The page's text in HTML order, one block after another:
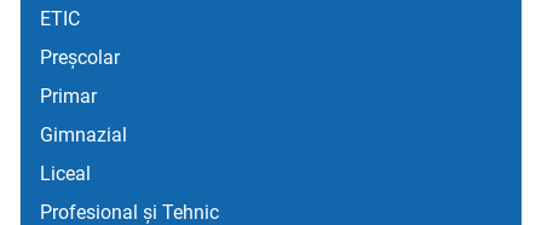
ETIC
Preșcolar
Primar
Gimnazial
Liceal
Profesional și Tehnic